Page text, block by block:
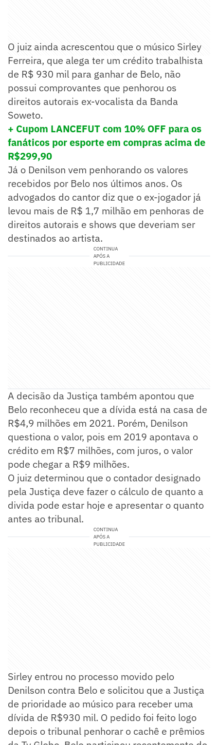
O juiz ainda acrescentou que o músico Sirley
Ferreira, que alega ter um crédito trabalhista
de R$ 930 mil para ganhar de Belo, não
possui comprovantes que penhorou os
direitos autorais ex-vocalista da Banda
Soweto.
+ Cupom LANCEFUT com 10% OFF para os
fanáticos por esporte em compras acima de
R$299,90
Já o Denilson vem penhorando os valores
recebidos por Belo nos últimos anos. Os
advogados do cantor diz que o ex-jogador já
levou mais de R$ 1,7 milhão em penhoras de
direitos autorais e shows que deveriam ser
destinados ao artista.
CONTINUA
APÓS A
PUBLICIDADE
A decisão da Justiça também apontou que
Belo reconheceu que a dívida está na casa de
R$4,9 milhões em 2021. Porém, Denilson
questiona o valor, pois em 2019 apontava o
crédito em R$7 milhões, com juros, o valor
pode chegar a R$9 milhões.
O juiz determinou que o contador designado
pela Justiça deve fazer o cálculo de quanto a
divida pode estar hoje e apresentar o quanto
antes ao tribunal.
CONTINUA
APÓS A
PUBLICIDADE
Sirley entrou no processo movido pelo
Denilson contra Belo e solicitou que a Justiça
de prioridade ao músico para receber uma
dívida de R$930 mil. O pedido foi feito logo
depois o tribunal penhorar o cachê e prêmios